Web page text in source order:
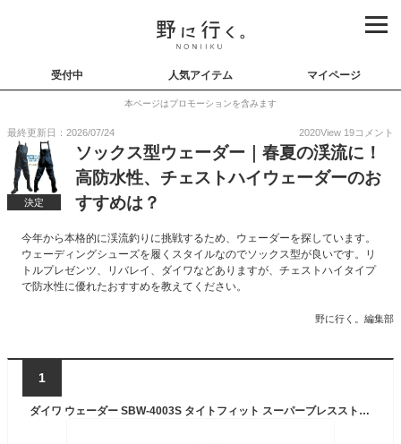
受付中 人気アイテム マイページ
本ページはプロモーションを含みます
最終更新日：2026/07/24 2020View 19コメント
決定
ソックス型ウェーダー｜春夏の渓流に！
高防水性、チェストハイウェーダーのお
すすめは？
今年から本格的に渓流釣りに挑戦するため、ウェーダーを探しています。
ウェーディングシューズを履くスタイルなのでソックス型が良いです。リ
トルプレゼンツ、リバレイ、ダイワなどありますが、チェストハイタイプ
で防水性に優れたおすすめを教えてください。
野に行く。編集部
1
ダイワ ウェーダー SBW-4003S タイトフィット スーパーブレスストッキングウェーダー ソックス先丸 グレー LL